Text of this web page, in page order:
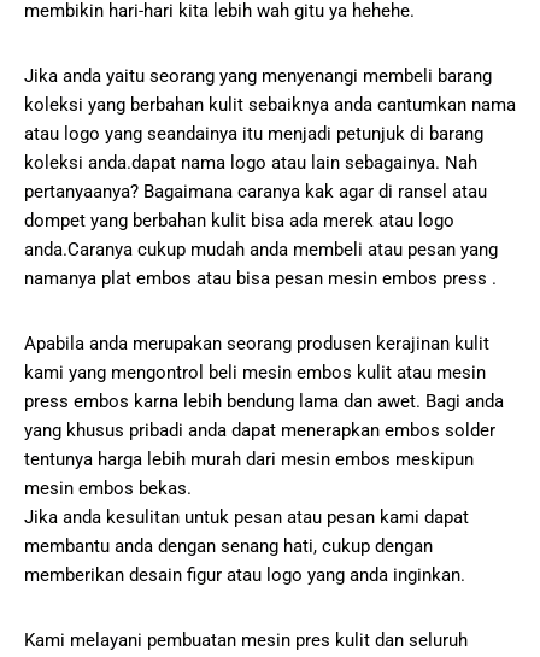
membikin hari-hari kita lebih wah gitu ya hehehe.
Jika anda yaitu seorang yang menyenangi membeli barang
koleksi yang berbahan kulit sebaiknya anda cantumkan nama
atau logo yang seandainya itu menjadi petunjuk di barang
koleksi anda.dapat nama logo atau lain sebagainya. Nah
pertanyaanya? Bagaimana caranya kak agar di ransel atau
dompet yang berbahan kulit bisa ada merek atau logo
anda.Caranya cukup mudah anda membeli atau pesan yang
namanya plat embos atau bisa pesan mesin embos press .
Apabila anda merupakan seorang produsen kerajinan kulit
kami yang mengontrol beli mesin embos kulit atau mesin
press embos karna lebih bendung lama dan awet. Bagi anda
yang khusus pribadi anda dapat menerapkan embos solder
tentunya harga lebih murah dari mesin embos meskipun
mesin embos bekas.
Jika anda kesulitan untuk pesan atau pesan kami dapat
membantu anda dengan senang hati, cukup dengan
memberikan desain figur atau logo yang anda inginkan.
Kami melayani pembuatan mesin pres kulit dan seluruh